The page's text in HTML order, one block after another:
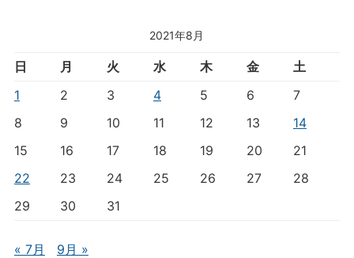
2021年8月
日 月 火 水 木 金
土
1
2 3 4 5 6
7
8
9 10 11 12 13
14
15
16 17 18 19 20
21
22
23 24 25 26 27
28
29
30 31
« 7月 9月 »